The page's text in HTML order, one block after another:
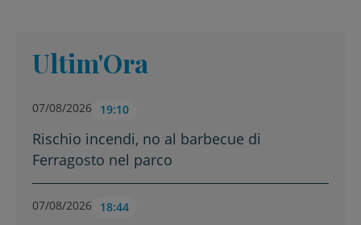
Ultim'Ora
07/08/2026 19:10
Rischio incendi, no al barbecue di
Ferragosto nel parco
07/08/2026 18:44